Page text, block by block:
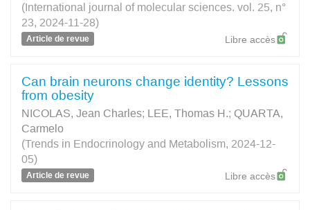
(International journal of molecular sciences. vol. 25, n°
23, 2024-11-28)
Article de revue Libre accès
Can brain neurons change identity? Lessons
from obesity
NICOLAS, Jean Charles; LEE, Thomas H.; QUARTA,
Carmelo
(Trends in Endocrinology and Metabolism, 2024-12-
05)
Article de revue Libre accès